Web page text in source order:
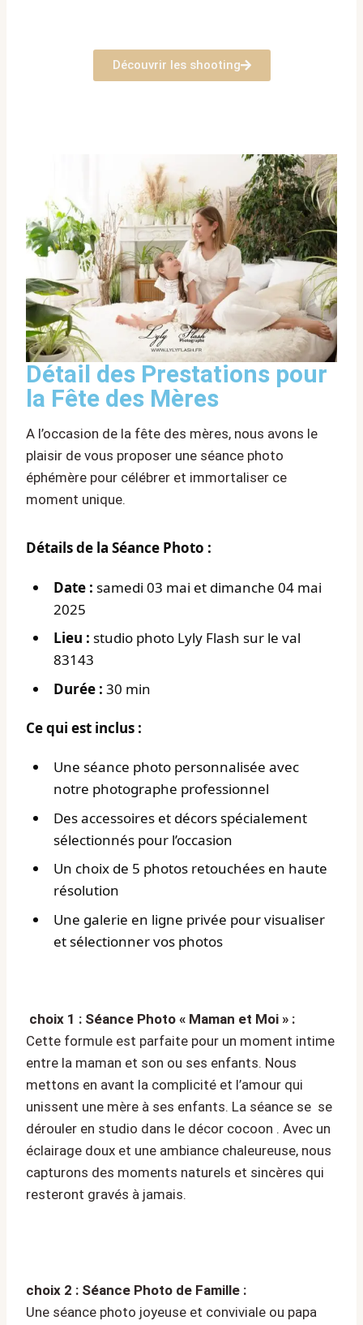
Découvrir les shooting
Détail des Prestations pour
la Fête des Mères
A l’occasion de la fête des mères, nous avons le
plaisir de vous proposer une séance photo
éphémère pour célébrer et immortaliser ce
moment unique.
Détails de la Séance Photo :
Date : samedi 03 mai et dimanche 04 mai
2025
Lieu : studio photo Lyly Flash sur le val
83143
Durée : 30 min
Ce qui est inclus :
Une séance photo personnalisée avec
notre photographe professionnel
Des accessoires et décors spécialement
sélectionnés pour l’occasion
Un choix de 5 photos retouchées en haute
résolution
Une galerie en ligne privée pour visualiser
et sélectionner vos photos
choix 1 : Séance Photo « Maman et Moi » :
Cette formule est parfaite pour un moment intime
entre la maman et son ou ses enfants. Nous
mettons en avant la complicité et l’amour qui
unissent une mère à ses enfants. La séance se se
dérouler en studio dans le décor cocoon . Avec un
éclairage doux et une ambiance chaleureuse, nous
capturons des moments naturels et sincères qui
resteront gravés à jamais.
choix 2 : Séance Photo de Famille :
Une séance photo joyeuse et conviviale ou papa